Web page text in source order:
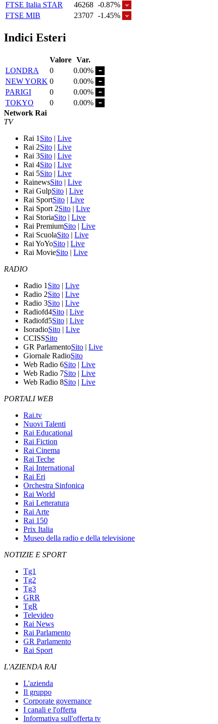
FTSE Italia STAR
46268 -0.87%
FTSE MIB
23707 -1.45%
Indici Esteri
Valore Var.
LONDRA
0
0.00%
NEW YORK 0
0.00%
PARIGI
0
0.00%
TOKYO
0
0.00%
Network Rai
TV
Rai 1 Sito | Live
Rai 2Sito | Live
Rai 3Sito | Live
Rai 4Sito | Live
Rai 5Sito | Live
RainewsSito | Live
Rai GulpSito | Live
Rai SportSito | Live
Rai Sport 2Sito | Live
Rai StoriaSito | Live
Rai PremiumSito | Live
Rai ScuolaSito | Live
Rai YoYoSito | Live
Rai MovieSito | Live
RADIO
Radio 1 Sito | Live
Radio 2Sito | Live
Radio 3Sito | Live
Radiofd4Sito | Live
Radiofd5Sito | Live
IsoradioSito | Live
CCISSSito
GR ParlamentoSito | Live
Giornale RadioSito
Web Radio 6Sito | Live
Web Radio 7Sito | Live
Web Radio 8Sito | Live
PORTALI WEB
Rai.tv
Nuovi Talenti
Rai Educational
Rai Fiction
Rai Cinema
Rai Teche
Rai International
Rai Eri
Orchestra Sinfonica
Rai World
Rai Letteratura
Rai Arte
Rai 150
Prix Italia
Museo della radio e della televisione
NOTIZIE E SPORT
Tg1
Tg2
Tg3
GRR
TgR
Televideo
Rai News
Rai Parlamento
GR Parlamento
Rai Sport
L'AZIENDA RAI
L'azienda
Il gruppo
Corporate governance
I canali e l'offerta
Informativa sull'offerta tv